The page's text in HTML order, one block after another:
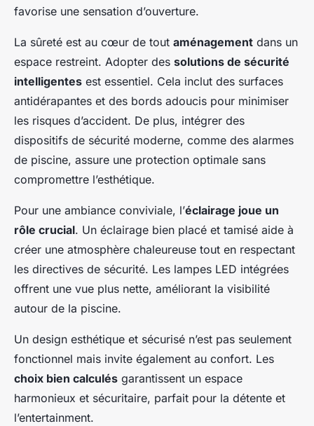
favorise une sensation d’ouverture.
La sûreté est au cœur de tout aménagement dans un
espace restreint. Adopter des solutions de sécurité
intelligentes est essentiel. Cela inclut des surfaces
antidérapantes et des bords adoucis pour minimiser
les risques d’accident. De plus, intégrer des
dispositifs de sécurité moderne, comme des alarmes
de piscine, assure une protection optimale sans
compromettre l’esthétique.
Pour une ambiance conviviale, l’éclairage joue un
rôle crucial. Un éclairage bien placé et tamisé aide à
créer une atmosphère chaleureuse tout en respectant
les directives de sécurité. Les lampes LED intégrées
offrent une vue plus nette, améliorant la visibilité
autour de la piscine.
Un design esthétique et sécurisé n’est pas seulement
fonctionnel mais invite également au confort. Les
choix bien calculés garantissent un espace
harmonieux et sécuritaire, parfait pour la détente et
l’entertainment.